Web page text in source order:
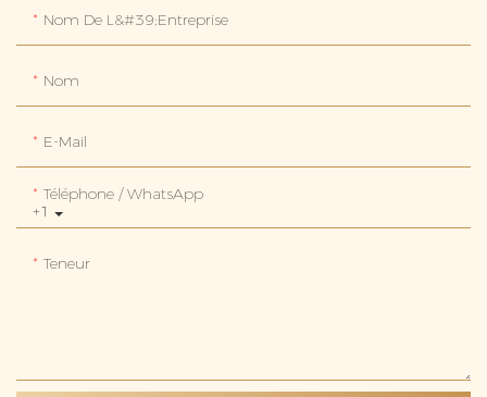
Nom De L&#39;entreprise
Nom
E-Mail
+1
Téléphone / WhatsApp
Teneur